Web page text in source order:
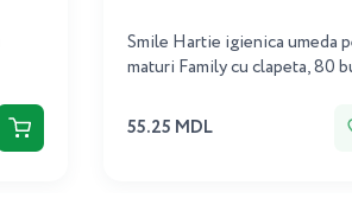
Smile Hartie igienica umeda
maturi Family cu clapeta, 80
55.25 MDL